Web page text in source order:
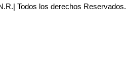
Todos los derechos Reservados.